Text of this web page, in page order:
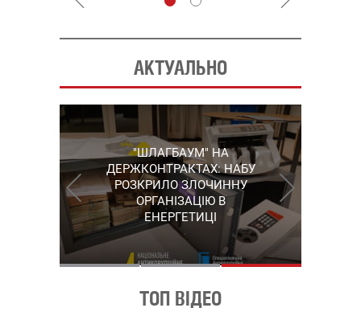
АКТУАЛЬНО
"КАРЛСОН" ІЗ
ГРУШЕВСЬКОГО: НАБУ
ВИЙШЛО НА ОДНОГО З
КЕРІВНИКІВ КОРУПЦІЙНОЇ
СХЕМИ В ЕНЕРГЕТИЦІ
СЕРГІЙ ПУШКАР,
ЗГАДАНИЙ У "ПЛІВКАХ
МІНДІЧА", ЗАЛИШИВ
УКРАЇНУ
"ШЛАГБАУМ" НА
ДЕРЖКОНТРАКТАХ: НАБУ
РОЗКРИЛО ЗЛОЧИННУ
ОРГАНІЗАЦІЮ В
ЕНЕРГЕТИЦІ
ТОП ВІДЕО